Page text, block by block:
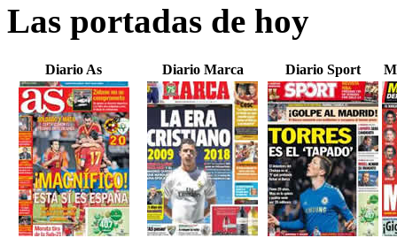
Las portadas de hoy
Diario As Diario Marca Diario Sport